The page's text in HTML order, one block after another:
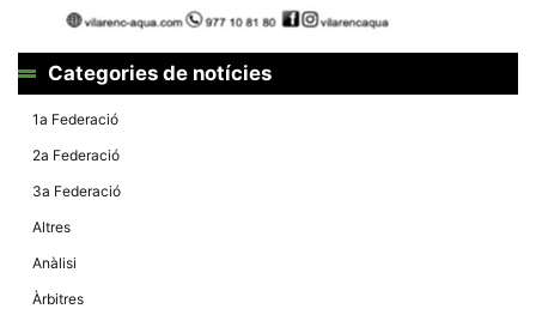
Categories de notícies
1a Federació
2a Federació
3a Federació
Altres
Anàlisi
Àrbitres
En compartir
els teus
navegues pel